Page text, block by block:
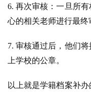
6. 再次审核：一旦所
心的相关老师进行最终
7. 审核通过后，他们
上学校的公章。
以上就是学籍档案补